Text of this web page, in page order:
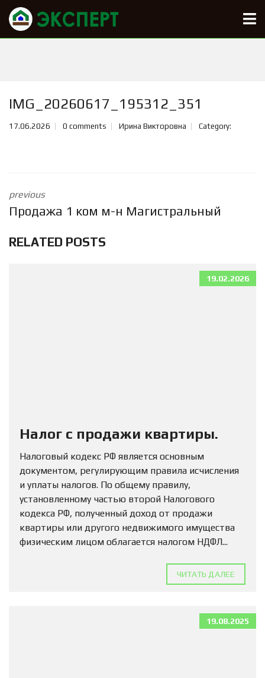
IMG_20260617_195312_351
17.06.2026 0 comments Ирина Викторовна Category:
previous
Продажа 1 ком м-н Магистральный
RELATED POSTS
19.02.2026
Налог с продажи квартиры.
Налоговый кодекс РФ является основным
документом, регулирующим правила исчисления
и уплаты налогов. По общему правилу,
установленному частью второй Налогового
кодекса РФ, полученный доход от продажи
квартиры или другого недвижимого имущества
физическим лицом облагается налогом НДФЛ...
ЧИТАТЬ ДАЛЕЕ
19.08.2025